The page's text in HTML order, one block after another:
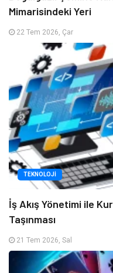
Mimarisindeki Yeri
22 Tem 2026, Çar
TEKNOLOJI
İş Akış Yönetimi ile
Taşınması
21 Tem 2026, Sal